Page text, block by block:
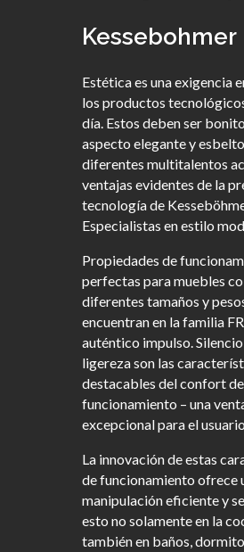
Kessebohmer
Estética es una exigencia
los productos
día. Estos deben ser
aspecto elegante y
diferentes multitalentos
ventajas evidentes de la
tecnología de
Especialistas en estilo
Propiedades de
perfectas para muebles
diferentes tamaños y
encuentran en la familia
auténtico impulso.
ligereza son las
destacables del confort de
funcionamiento – una
excepcional para el
La innovación de estas
de funcionamiento ofrece
manipulación eficiente y
esto no solamente en la
también en baños,